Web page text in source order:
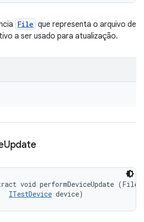
File que representa o arquivo de
a ser usado para atualização.
Update
void performDeviceUpdate (File
ITestDevice device)